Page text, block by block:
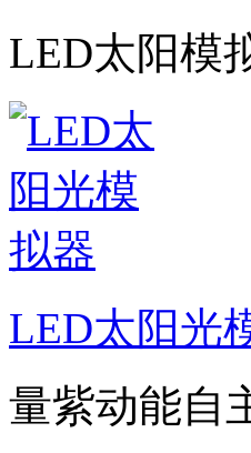
LED太阳模
LED太阳光
量紫动能自